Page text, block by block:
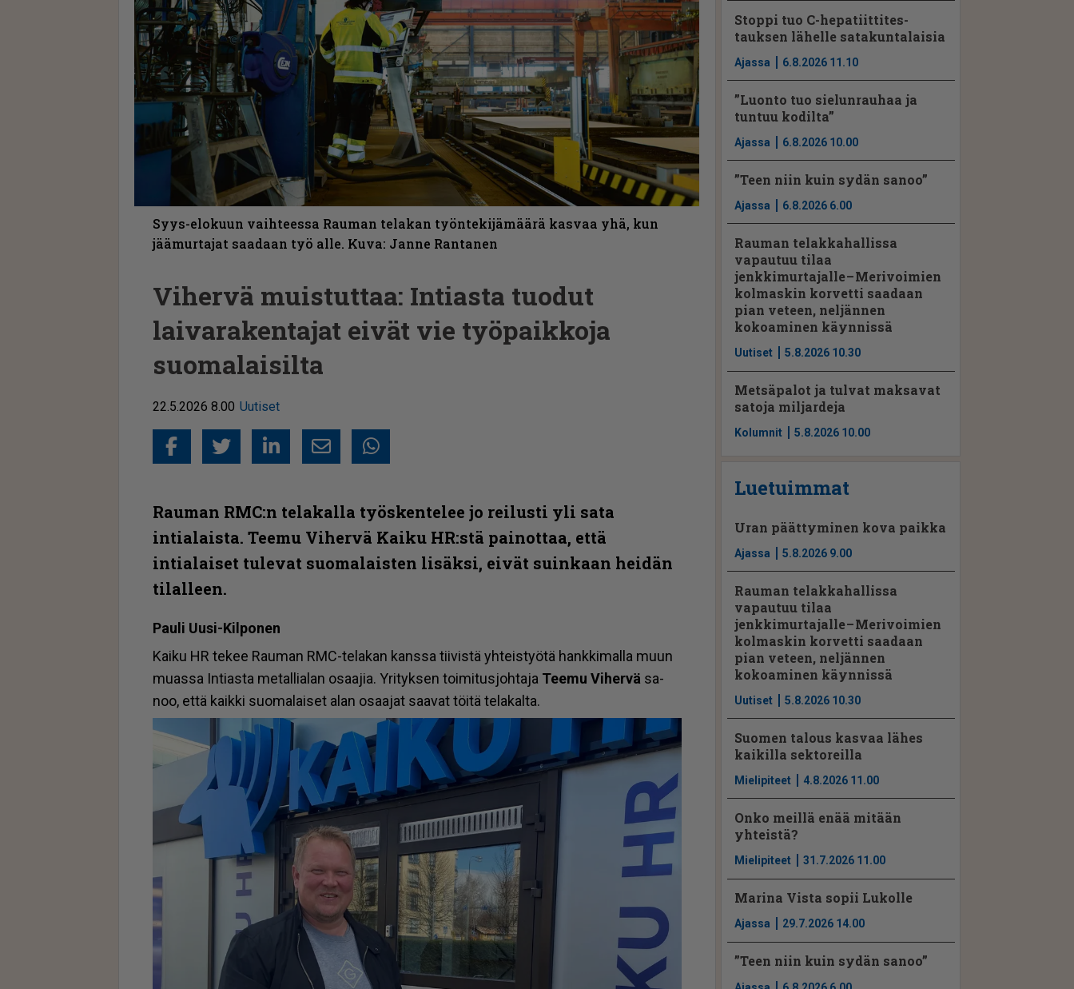
Syys-elokuun vaihteessa Rauman telakan työntekijämäärä kasvaa yhä, kun
jäämurtajat saadaan työ alle. Kuva: Janne Rantanen
Vihervä muistuttaa: Intiasta tuodut
laivarakentajat eivät vie työpaikkoja
suomalaisilta
22.5.2026 8.00 Uutiset
FacebookTwitter
LinkedIn
SähköpostiWhatsapp
Rauman RMC:n telakalla työskentelee jo reilusti yli sata
intialaista. Teemu Vihervä Kaiku HR:stä painottaa, että
intialaiset tulevat suomalaisten lisäksi, eivät suinkaan heidän
tilalleen.
Pau­li Uu­si-Kil­po­nen
Kai­ku HR te­kee Rau­man RMC-te­la­kan kans­sa tii­vis­tä yh­teis­työ­tä hank­ki­mal­la muun
mu­as­sa In­ti­as­ta me­tal­li­a­lan osaa­jia. Yri­tyk­sen toi­mi­tus­joh­ta­ja Tee­mu Vi­her­vä sa­
noo, et­tä kaik­ki suo­ma­lai­set alan osaa­jat saa­vat töi­tä te­la­kal­ta.
Stoppi tuo C-hepatiit­ti­tes­
tauksen lähelle satakuntalaisia
Ajassa 6.8.2026 11.10
”Luonto tuo sielunrauhaa ja
tuntuu kodilta”
Ajassa 6.8.2026 10.00
”Teen niin kuin sydän sanoo”
Ajassa 6.8.2026 6.00
Rauman telakkahallissa
vapautuu tilaa
jenkkimurtajalle – Merivoimien
kolmaskin korvetti saadaan
pian veteen, neljännen
kokoaminen käynnissä
Uutiset 5.8.2026 10.30
Metsäpalot ja tulvat maksavat
satoja miljardeja
Kolumnit 5.8.2026 10.00
Luetuimmat
Uran päättyminen kova paikka
Ajassa 5.8.2026 9.00
Rauman telakkahallissa
vapautuu tilaa
jenkkimurtajalle – Merivoimien
kolmaskin korvetti saadaan
pian veteen, neljännen
kokoaminen käynnissä
Uutiset 5.8.2026 10.30
Suomen talous kasvaa lähes
kaikilla sektoreilla
Mielipiteet 4.8.2026 11.00
Onko meillä enää mitään
yhteistä?
Mielipiteet 31.7.2026 11.00
Marina Vista sopii Lukolle
Ajassa 29.7.2026 14.00
”Teen niin kuin sydän sanoo”